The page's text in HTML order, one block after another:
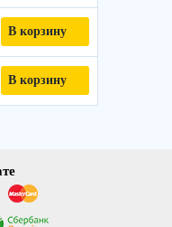
В корзину
В корзину